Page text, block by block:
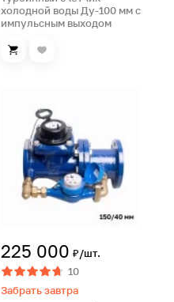
холодной воды Ду-100 мм с
импульсным выходом
225 000 ₽/шт.
10
Забрать завтра